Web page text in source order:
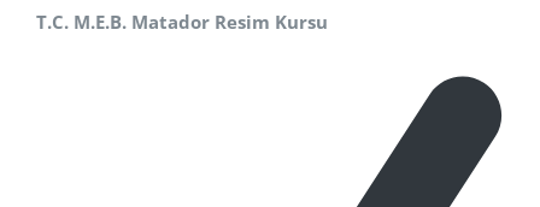
T.C. M.E.B. Matador Resim Kursu